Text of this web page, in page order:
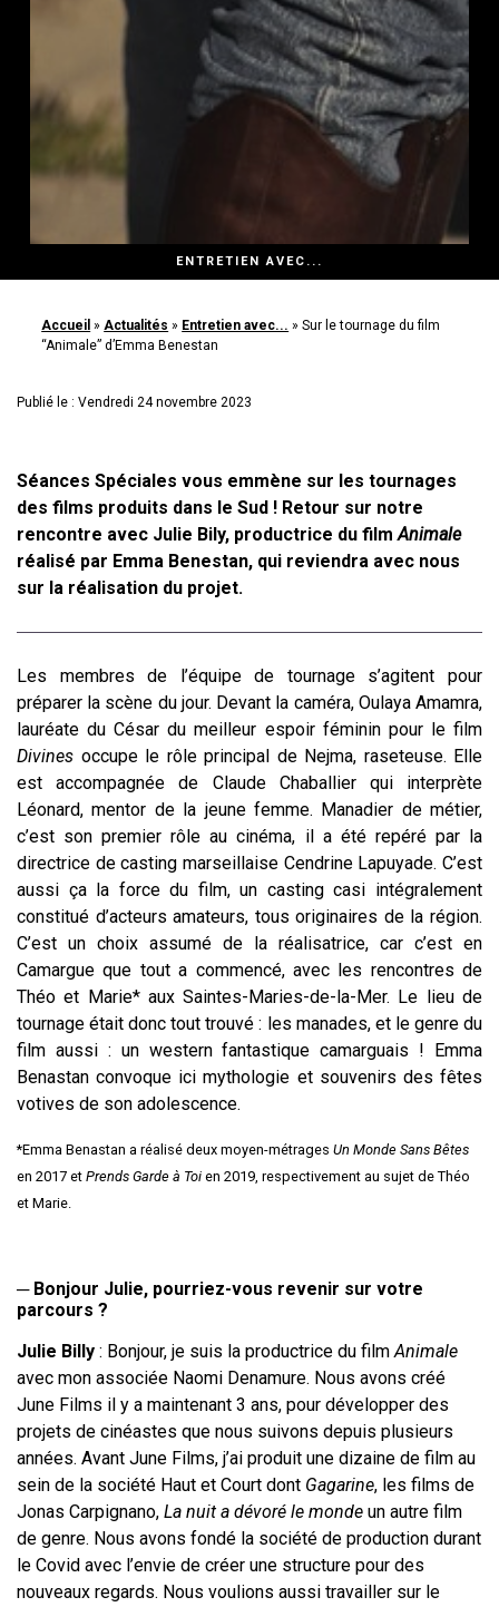
ENTRETIEN AVEC...
Accueil »Actualités » Entretien avec... »Sur le tournage du film
“Animale” d’Emma Benestan
Publié le : Vendredi 24 novembre 2023
Séances Spéciales vous emmène sur les tournages
des films produits dans le Sud ! Retour sur notre
rencontre avec Julie Bily, productrice du filmAnimale
réalisé par Emma Benestan, qui reviendra avec nous
sur la réalisation du projet.
Les membres de l’équipe de tournage s’agitent pour
préparer la scène du jour. Devant la caméra, Oulaya Amamra,
lauréate du César du meilleur espoir féminin pour le film
Divines occupe le rôle principal de Nejma, raseteuse. Elle
est accompagnée de Claude Chaballier qui interprète
Léonard, mentor de la jeune femme. Manadier de métier,
c’est son premier rôle au cinéma, il a été repéré par la
directrice de casting marseillaise Cendrine Lapuyade. C’est
aussi ça la force du film, un casting casi intégralement
constitué d’acteurs amateurs, tous originaires de la région.
C’est un choix assumé de la réalisatrice, car c’est en
Camargue que tout a commencé, avec les rencontres de
Théo et Marie* aux Saintes-Maries-de-la-Mer. Le lieu de
tournage était donc tout trouvé : les manades, et le genre du
film aussi : un western fantastique camarguais ! Emma
Benastan convoque ici mythologie et souvenirs des fêtes
votives de son adolescence.
*Emma Benastan a réalisé deux moyen-métrages Un Monde Sans Bêtes
en 2017 et Prends Garde à Toi en 2019, respectivement au sujet de Théo
et Marie.
─ Bonjour Julie, pourriez-vous revenir sur votre
parcours ?
Julie Billy : Bonjour, je suis la productrice du filmAnimale
avec mon associée Naomi Denamure. Nous avons créé
June Films il y a maintenant 3 ans, pour développer des
projets de cinéastes que nous suivons depuis plusieurs
années. Avant June Films, j’ai produit une dizaine de film au
sein de la société Haut et Court dont Gagarine, les films de
Jonas Carpignano, La nuit a dévoré le monde un autre film
de genre. Nous avons fondé la société de production durant
le Covid avec l’envie de créer une structure pour des
nouveaux regards. Nous voulions aussi travailler sur le